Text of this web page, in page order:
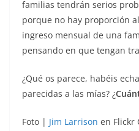
familias tendrán serios
porque no hay proporción
ingreso mensual de una
pensando en que tengan
¿Qué os parece, habéis
parecidas a las mías? ¿
Foto | Jim Larrison en Flickr